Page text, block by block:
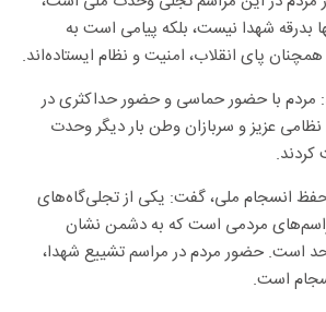
بدرقه شهدا نیست، بلکه پیامی است به
پای انقلاب، امنیت و نظام ایستاده‌اند.
مردم با حضور حماسی و حضور حداکثری در
نظامی عزیز و سربازان وطن بار دیگر وحدت
کردند.
انسجام ملی، گفت: یکی از تجلی‌گاه‌های
مردمی است که به دشمن نشان
است. حضور مردم در مراسم تشییع شهدا،
است.